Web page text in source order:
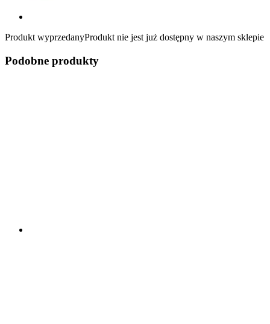
Produkt wyprzedanyProdukt nie jest już dostępny w naszym sklepie
Podobne produkty